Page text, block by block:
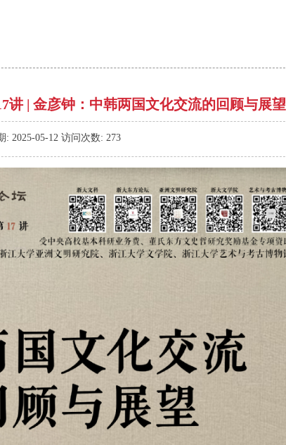
讲 | 金彦钟：中韩两国文化交流的回顾与展望
: 2025-05-12 访问次数: 273